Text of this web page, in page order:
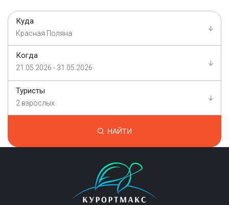
Куда
Красная Поляна
Когда
21.05.2026 - 31.05.2026
Туристы
2 взрослых
НАЙТИ